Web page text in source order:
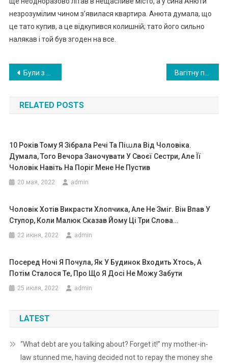
незрозумілим чином з’явилася квартира. Анюта думала, що
це тато купив, а це відкупився колишній; тато його сильно
налякав і той був згоден на все.
Навигация
по
записям
Були з чоловіком на хрестинах — і почули ім’я маленької дівчинки. Я не могла повірити своїм вухам: ніколи раніше не чула нічого подібного
RELATED POSTS
10 Років Тому Я Зібрала Речі Та Піաла Від Чоловіка.
Думала, Того Вечора Заночувати У Своєї Сестри, Але Її
Чоловік Навіть На Поріг Мене Не Пустив
20 мая, 2022 admin
Чоловік Хотів Викрасти Хлопчика, Але Не Зміг. Він Впав У
Ступор, Коли Малюк Сказав Йому Ці Три Слова…
22 июня, 2022 admin
Посеред Ночі Я Почула, Як У Будинок Входить Хтось, А
Потім Сталося Те, Про Що Я Досі Не Можу Забути
25 июля, 2022 admin
LATEST
“What debt are you talking about? Forget it!” my mother-in-
law stunned me, having decided not to repay the money she